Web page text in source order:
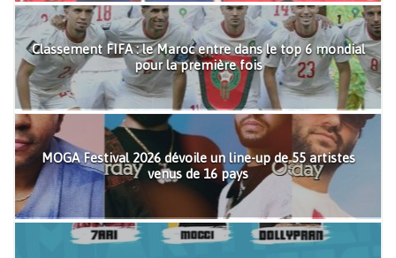
Classement FIFA : le Maroc entre dans le top 6 mondial
pour la première fois
MOGA Festival 2026 dévoile un line-up de 55 artistes
venus de 16 pays